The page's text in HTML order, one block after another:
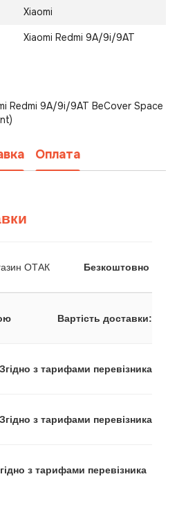
Xiaomi
Xiaomi Redmi 9A/9i/9AT
Redmi 9A/9i/9AT BeCover Space
Оплата
ОТАК Безкоштовно
Вартість доставки:
Згідно з тарифами перевізника
Згідно з тарифами перевізника
з тарифами перевізника